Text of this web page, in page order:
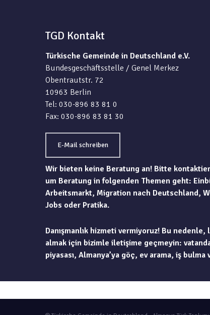
TGD Kontakt
Türkische Gemeinde in Deutschland e.V.
Bundesgeschäftsstelle / Genel Merkez
Obentrautstr. 72
10963 Berlin
Tel: 030-896 83 81 0
Fax: 030-896 83 81 30
E-Mail schreiben
Wir bieten keine Beratung an! Bitte
um Beratung in folgenden Themen geht:
Arbeitsmarkt, Migration nach Deutschland,
Jobs oder Pratika.
Danışmanlık hizmeti vermiyoruz! Bu
almak için bizimle iletişime geçmeyin:
piyasası, Almanya’ya göç, ev arama, iş bulma